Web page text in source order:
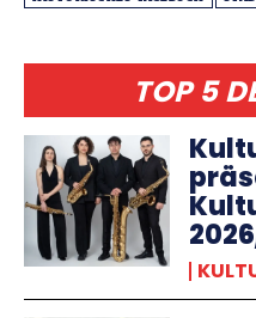
TOP 5